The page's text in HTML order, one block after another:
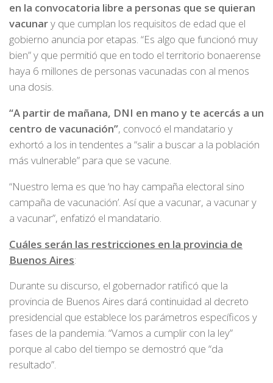
en la convocatoria libre a personas que se quieran
vacunary que cumplan los requisitos de edad que el
gobierno anuncia por etapas. “Es algo que funcionó muy
bien” y que permitió que en todo el territorio bonaerense
haya 6 millones de personas vacunadas con al menos
una dosis.
“A partir de mañana, DNI en mano y te acercás a un
centro de vacunación”, convocó el mandatario y
exhortó a los in tendentes a “salir a buscar a la población
más vulnerable” para que se vacune.
“Nuestro lema es que ‘no hay campaña electoral sino
campaña de vacunación’. Así que a vacunar, a vacunar y
a vacunar”, enfatizó el mandatario.
Cuáles serán las restricciones en la provincia de
Buenos Aires:
Durante su discurso, el gobernador ratificó que la
provincia de Buenos Aires dará continuidad al decreto
presidencial que establece los parámetros específicos y
fases de la pandemia. “Vamos a cumplir con la ley”
porque al cabo del tiempo se demostró que “da
resultado”.